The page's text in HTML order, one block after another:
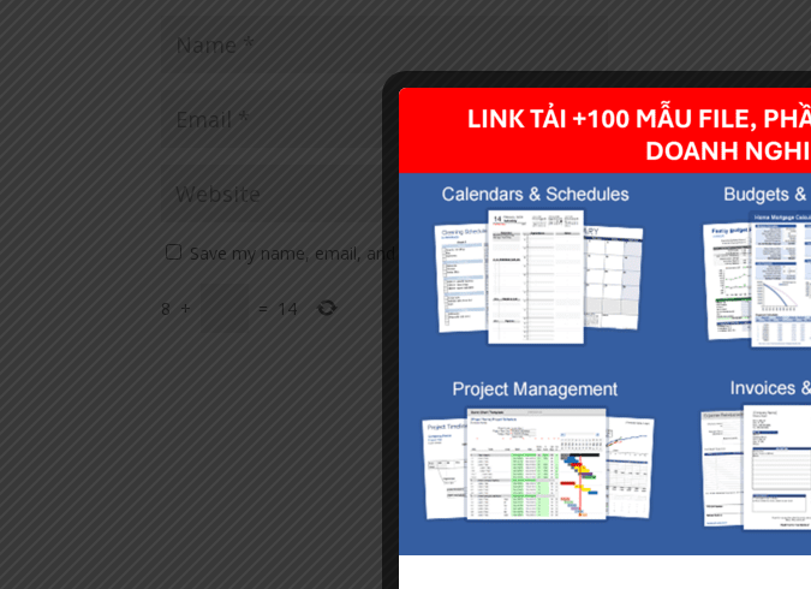
Save my name, email, and website in this browser for the next time I comment.
8 + = 14